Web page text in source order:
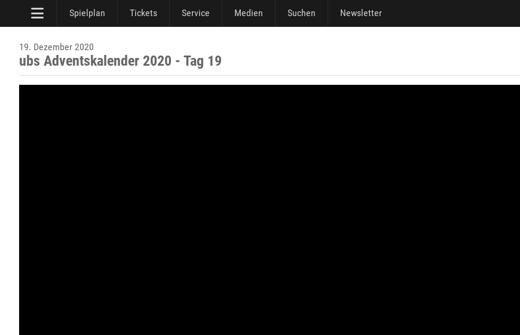
Spielplan Tickets Service Medien Suchen Newsletter
19. Dezember 2020
ubs Adventskalender 2020 - Tag 19